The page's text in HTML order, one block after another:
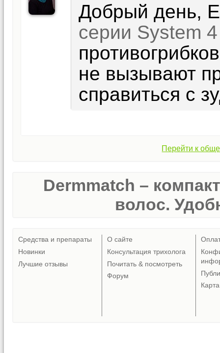
Добрый день,
серии System 4
не вызывают
справиться с
Перейти к
Dermmatch –
волос.
Средства и препараты
Новинки
Лучшие отзывы
О сайте
Консультация трихолога
Почитать & посмотреть
Форум